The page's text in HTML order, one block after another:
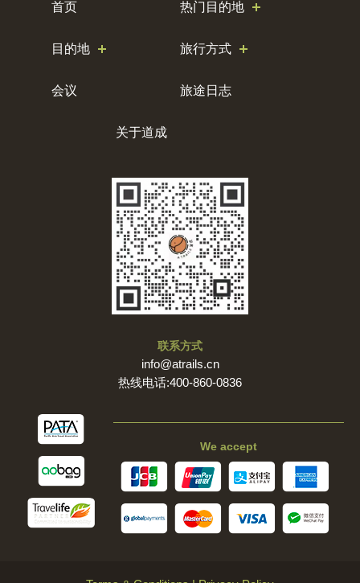
首页 热门目的地
目的地 旅行方式
会议 旅途日志
关于道成
联系方式
info@atrails.cn
热线电话:400-860-0836
We accept